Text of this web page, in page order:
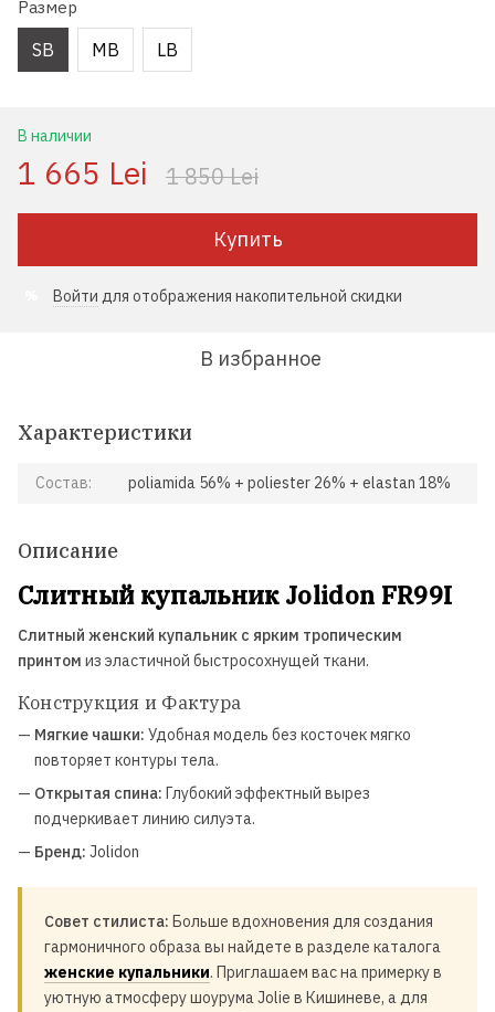
Размер
SB MB LB
В наличии
1 665 Lei 1 850 Lei
Купить
Войти для отображения накопительной скидки
В избранное
Характеристики
Состав: poliamida 56% + poliester 26% + elastan 18%
Описание
Слитный купальник Jolidon FR99I
Слитный женский купальник с ярким тропическим
принтом из эластичной быстросохнущей ткани.
Конструкция и Фактура
— Мягкие чашки: Удобная модель без косточек мягко
повторяет контуры тела.
— Открытая спина: Глубокий эффектный вырез
подчеркивает линию силуэта.
— Бренд: Jolidon
Совет стилиста: Больше вдохновения для создания
гармоничного образа вы найдете в разделе каталога
женские купальники. Приглашаем вас на примерку в
уютную атмосферу шоурума Jolie в Кишиневе, а для